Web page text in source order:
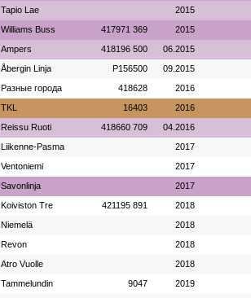
Tapio Lae 2015
Williams Buss 417971 369 2015
Ampers 418196 500 06.2015
Åbergin Linja P156500 09.2015
Разные города 418628 2016
TKL 16403 2016
Reissu Ruoti 418660 709 04.2016
Liikenne-Pasma 2017
Ventoniemi 2017
Savonlinja 2017
Koiviston Tre 421195 891 2018
Niemelä 2018
Revon 2018
Atro Vuolle 2018
Tammelundin 9047 2019